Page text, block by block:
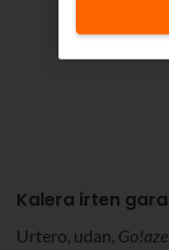
Kalera irten gara
Urtero, udan,